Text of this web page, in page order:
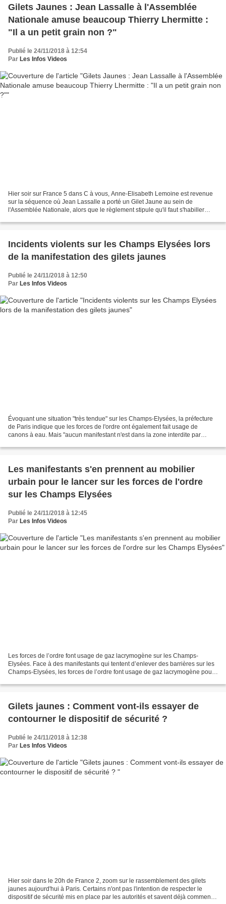
Gilets Jaunes : Jean Lassalle à l'Assemblée
Nationale amuse beaucoup Thierry Lhermitte :
"Il a un petit grain non ?"
Publié le 24/11/2018 à 12:54
Par Les Infos Videos
Hier soir sur France 5 dans C à vous, Anne-Elisabeth Lemoine est revenue
sur la séquence où Jean Lassalle a porté un Gilet Jaune au sein de
l'Assemblée Nationale, alors que le règlement stipule qu'il faut s'habiller
Incidents violents sur les Champs Elysées lors
de la manifestation des gilets jaunes
Publié le 24/11/2018 à 12:50
Par Les Infos Videos
Évoquant une situation "très tendue" sur les Champs-Elysées, la préfecture
de Paris indique que les forces de l'ordre ont également fait usage de
canons à eau. Mais "aucun manifestant n'est dans la zone interdite par
Les manifestants s'en prennent au mobilier
urbain pour le lancer sur les forces de l'ordre
sur les Champs Elysées
Publié le 24/11/2018 à 12:45
Par Les Infos Videos
Les forces de l’ordre font usage de gaz lacrymogène sur les Champs-
Elysées. Face à des manifestants qui tentent d’enlever des barrières sur les
Champs-Elysées, les forces de l’ordre font usage de gaz lacrymogène pour
Gilets jaunes : Comment vont-ils essayer de
contourner le dispositif de sécurité ?
Publié le 24/11/2018 à 12:38
Par Les Infos Videos
Hier soir dans le 20h de France 2, zoom sur le rassemblement des gilets
jaunes aujourd'hui à Paris. Certains n'ont pas l'intention de respecter le
dispositif de sécurité mis en place par les autorités et savent déjà comment